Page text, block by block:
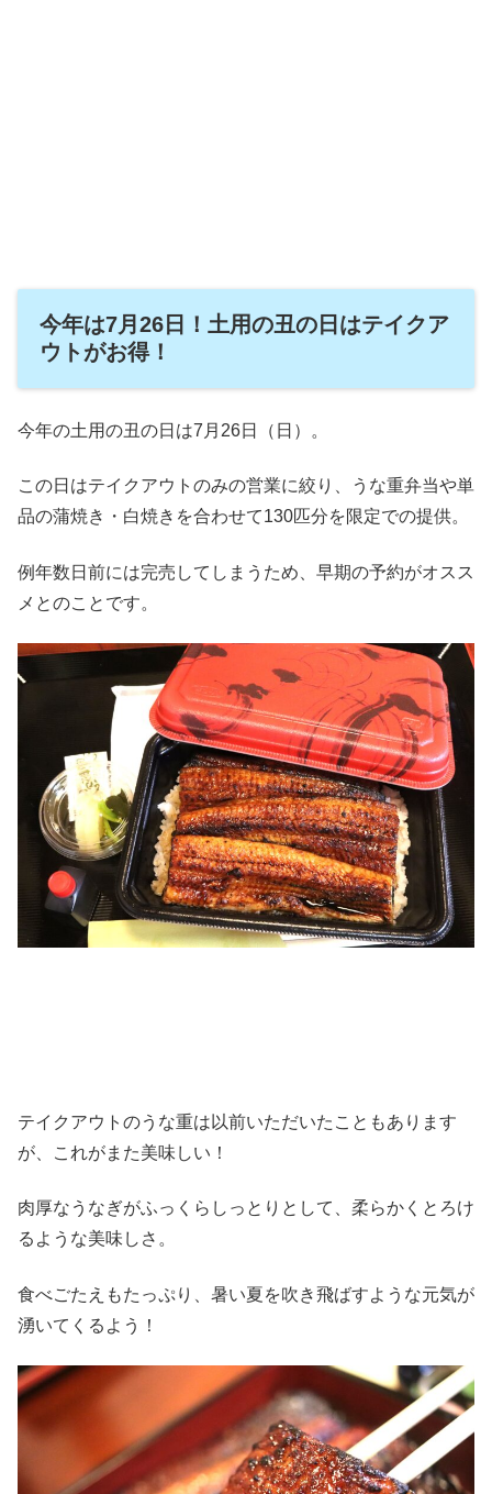
今年は7月26日！土用の丑の日はテイクア
ウトがお得！
今年の土用の丑の日は7月26日（日）。
この日はテイクアウトのみの営業に絞り、うな重弁当や単
品の蒲焼き・白焼きを合わせて130匹分を限定での提供。
例年数日前には完売してしまうため、早期の予約がオスス
メとのことです。
テイクアウトのうな重は以前いただいたこともあります
が、これがまた美味しい！
肉厚なうなぎがふっくらしっとりとして、柔らかくとろけ
るような美味しさ。
食べごたえもたっぷり、暑い夏を吹き飛ばすような元気が
湧いてくるよう！